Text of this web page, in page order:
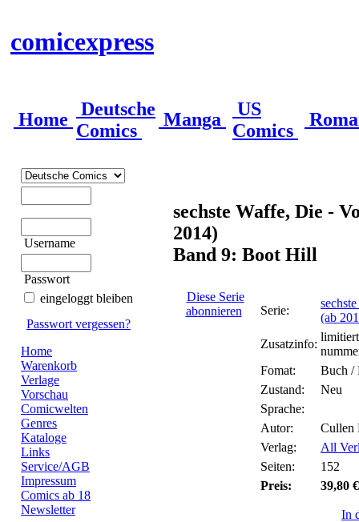
comicexpress
Home
Deutsche
Comics
Manga
US
Comics
Username
Passwort
eingeloggt bleiben
Passwort vergessen?
Home
Warenkorb
Verlage
Vorschau
Comicwelten
Genres
Kataloge
Links
Service/AGB
Impressum
Comics ab 18
Newsletter
sechste Waffe, Die -
2014)
Band 9: Boot Hill
Diese Serie
abonnieren
Serie:
(ab
Zusatzinfo:
Fomat:
Buch /
Zustand:
Neu
Sprache:
Autor:
Cullen
Verlag:
All
Seiten:
152
Preis:
39,80 €
In